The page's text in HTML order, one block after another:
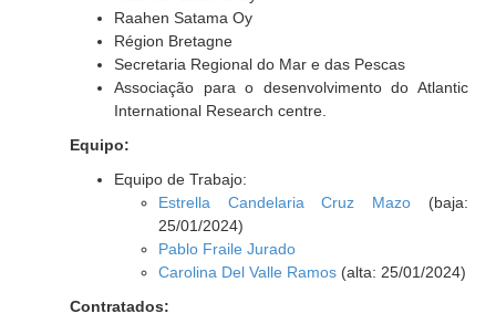
Raahen Satama Oy
Région Bretagne
Secretaria Regional do Mar e das Pescas
Associação para o desenvolvimento do Atlantic
International Research centre.
Equipo:
Equipo de Trabajo:
Estrella Candelaria Cruz Mazo (baja:
25/01/2024)
Pablo Fraile Jurado
Carolina Del Valle Ramos(alta: 25/01/2024)
Contratados: